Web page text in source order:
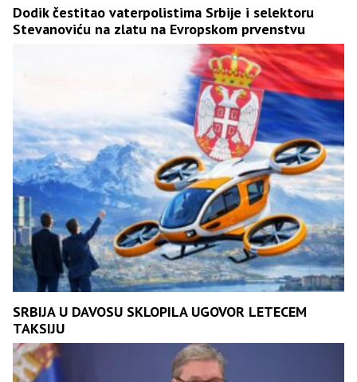
Dodik čestitao vaterpolistima Srbije i selektoru
Stevanoviću na zlatu na Evropskom prvenstvu
SRBIJA U DAVOSU SKLOPILA UGOVOR LETECEM
TAKSIJU